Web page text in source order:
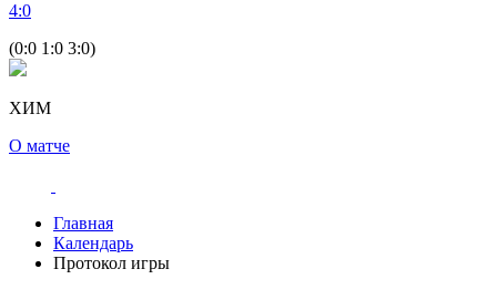
4:0
(0:0 1:0 3:0)
ХИМ
О матче
Главная
Календарь
Протокол игры